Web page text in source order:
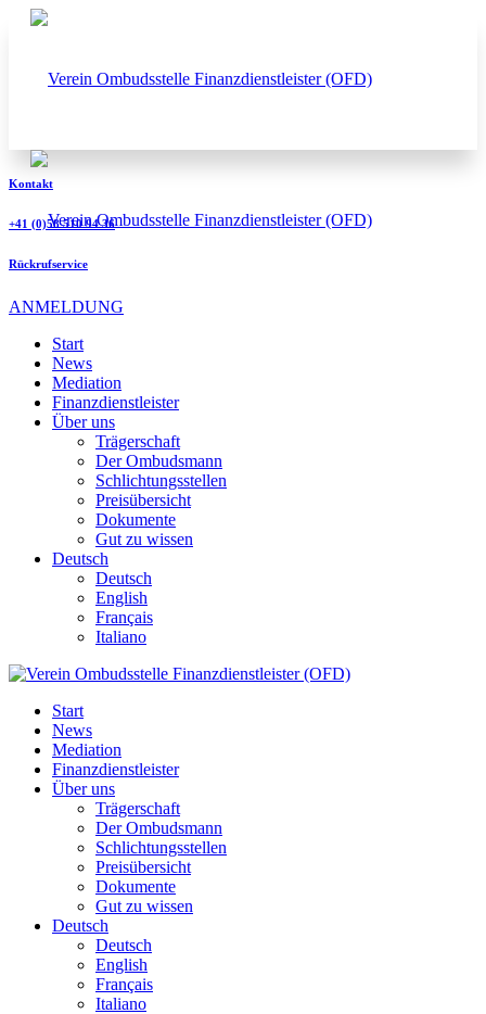
Kontakt
+41 (0)58 510 94 36
Rückrufservice
ANMELDUNG
Start
News
Mediation
Finanzdienstleister
Über uns
Trägerschaft
Der Ombudsmann
Schlichtungsstellen
Preisübersicht
Dokumente
Gut zu wissen
Deutsch
Deutsch
English
Français
Italiano
Start
News
Mediation
Finanzdienstleister
Über uns
Trägerschaft
Der Ombudsmann
Schlichtungsstellen
Preisübersicht
Dokumente
Gut zu wissen
Deutsch
Deutsch
English
Français
Italiano